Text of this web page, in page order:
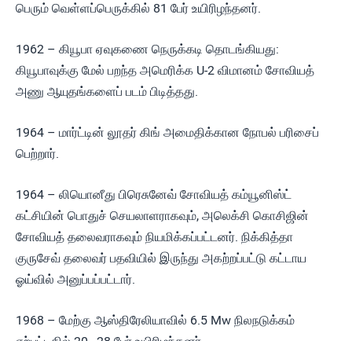
பெரும் வெள்ளப்பெருக்கில் 81 பேர் உயிரிழந்தனர்.
1962 – கியூபா ஏவுகணை நெருக்கடி தொடங்கியது:
கியூபாவுக்கு மேல் பறந்த அமெரிக்க U-2 விமானம் சோவியத்
அணு ஆயுதங்களைப் படம் பிடித்தது.
1964 – மார்ட்டின் லூதர் கிங் அமைதிக்கான நோபல் பரிசைப்
பெற்றார்.
1964 – லியொனீது பிரெசுனேவ் சோவியத் கம்யூனிஸ்ட்
கட்சியின் பொதுச் செயலாளராகவும், அலெக்சி கொசிஜின்
சோவியத் தலைவராகவும் நியமிக்கப்பட்டனர். நிக்கித்தா
குருசேவ் தலைவர் பதவியில் இருந்து அகற்றப்பட்டு கட்டாய
ஓய்வில் அனுப்பப்பட்டார்.
1968 – மேற்கு ஆஸ்திரேலியாவில் 6.5 Mw நிலநடுக்கம்